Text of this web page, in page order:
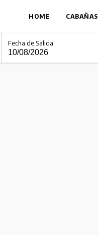
HOME CABAÑAS
Fecha de Salida